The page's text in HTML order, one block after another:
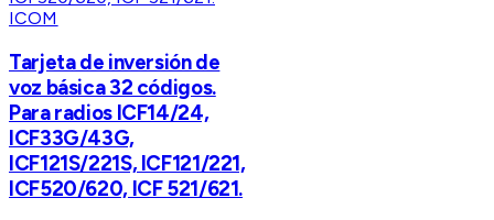
ICOM
Tarjeta de inversión de
voz básica 32 códigos.
Para radios ICF14/24,
ICF33G/43G,
ICF121S/221S, ICF121/221,
ICF520/620, ICF 521/621.